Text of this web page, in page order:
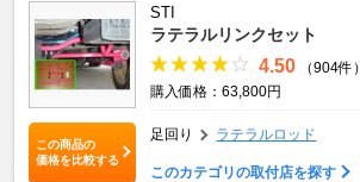
この商品の
価格を比較する
STI
ラテラルリンクセット
4.50
（904件）
購入価格：63,800円
足回り ラテラルロッド
このカテゴリの取付店を探す